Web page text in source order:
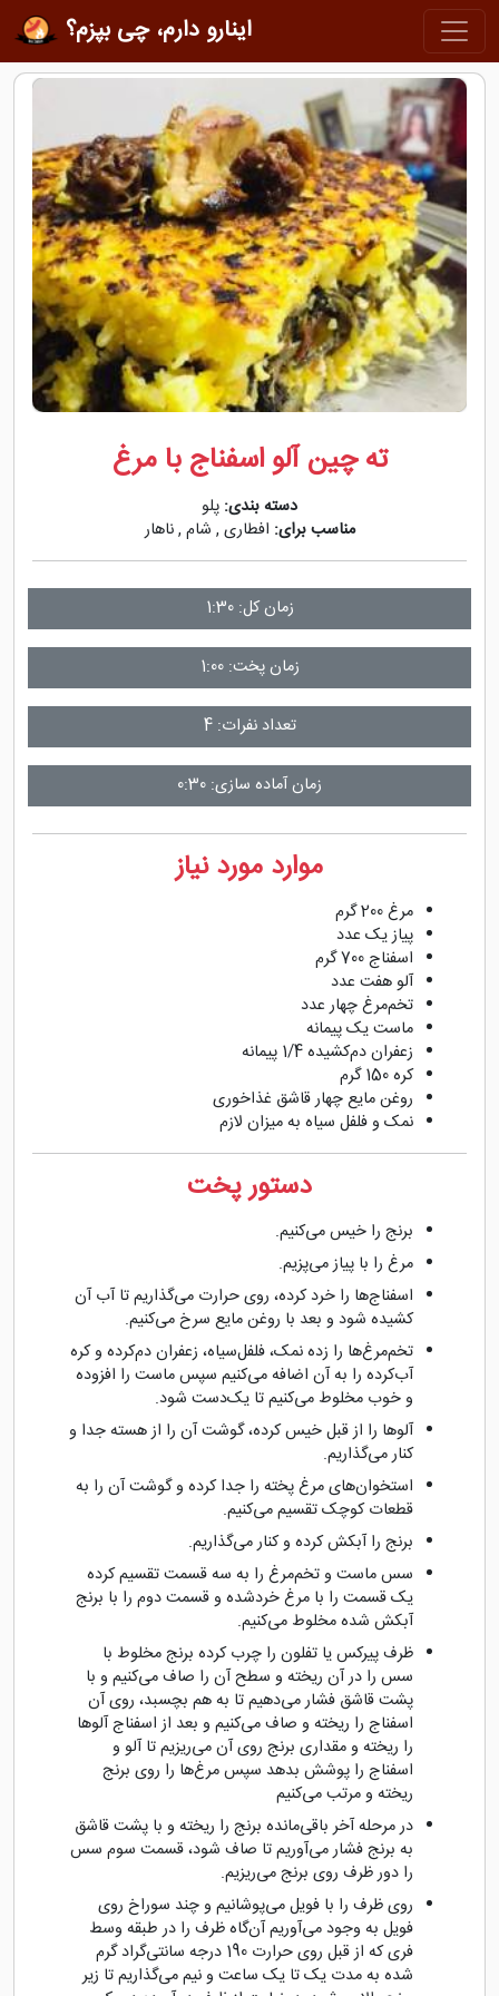
اینارو دارم، چی بپزم؟
ته چین آلو اسفناج با مرغ
دسته بندی: پلو
مناسب برای: افطاری , شام ,ناهار
زمان کل: 1:30
زمان پخت: 1:00
تعداد نفرات: 4
زمان آماده سازی: 0:30
موارد مورد نیاز
مرغ 200 گرم
پیاز یک عدد
اسفناج 700 گرم
آلو هفت عدد
تخم‌مرغ چهار عدد
ماست یک پیمانه
زعفران دم‌کشیده 1/4 پیمانه
کره 150 گرم
روغن مایع چهار قاشق غذاخوری
نمک و فلفل سیاه به میزان لازم
دستور پخت
برنج را خیس می‌کنیم.
مرغ را با پیاز می‌پزیم.
اسفناج‌ها را خرد کرده، روی حرارت می‌گذاریم تا آب آن
کشیده شود و بعد با روغن مایع سرخ می‌کنیم.
تخم‌مرغ‌ها را زده نمک، فلفل‌سیاه، زعفران دم‌کرده و کره
آب‌کرده را به آن اضافه می‌کنیم سپس ماست را افزوده
و خوب مخلوط می‌کنیم تا یک‌دست شود.
آلوها را از قبل خیس کرده، گوشت آن را از هسته جدا و
کنار می‌گذاریم.
استخوان‌های مرغ پخته را جدا کرده و گوشت آن را به
قطعات کوچک تقسیم می‌کنیم.
برنج را آبکش کرده و کنار می‌گذاریم.
سس ماست و تخم‌مرغ را به سه قسمت تقسیم کرده
یک قسمت را با مرغ خردشده و قسمت دوم را با برنج
آبکش شده مخلوط می‌کنیم.
ظرف پیرکس یا تفلون را چرب کرده برنج مخلوط با
سس را در آن ریخته و سطح آن را صاف می‌کنیم و با
پشت قاشق فشار می‌دهیم تا به هم بچسبد، روی آن
اسفناج را ریخته و صاف می‌کنیم و بعد از اسفناج آلوها
را ریخته و مقداری برنج روی آن می‌ریزیم تا آلو و
اسفناج را پوشش بدهد سپس مرغ‌ها را روی برنج
ریخته و مرتب می‌کنیم
در مرحله آخر باقی‌مانده برنج را ریخته و با پشت قاشق
به برنج فشار می‌آوریم تا صاف شود، قسمت سوم سس
را دور ظرف روی برنج می‌ریزیم.
روی ظرف را با فویل می‌پوشانیم و چند سوراخ روی
فویل به وجود می‌آوریم آن‌گاه ظرف را در طبقه وسط
فری که از قبل روی حرارت 190 درجه سانتی‌گراد گرم
شده به مدت یک تا یک ساعت و نیم می‌گذاریم تا زیر